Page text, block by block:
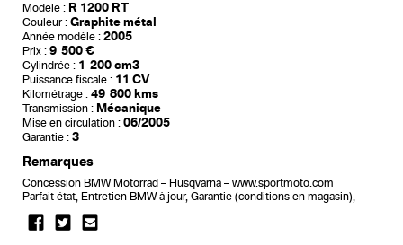
Modèle : R 1200 RT
Couleur : Graphite métal
Année modèle : 2005
Prix : 9 500 €
Cylindrée : 1 200 cm3
Puissance fiscale : 11 CV
Kilométrage : 49 800 kms
Transmission : Mécanique
Mise en circulation : 06/2005
Garantie : 3
Remarques
Concession BMW Motorrad – Husqvarna – www.sportmoto.com
Parfait état, Entretien BMW à jour, Garantie (conditions en magasin),